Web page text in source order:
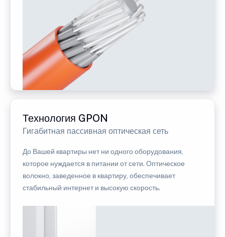
Технология GPON
Гигабитная пассивная оптическая сеть
До Вашей квартиры нет ни одного оборудования,
которое нуждается в питании от сети. Оптическое
волокно, заведенное в квартиру, обеспечивает
стабильный интернет и высокую скорость.